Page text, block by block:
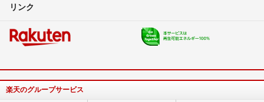
リンク
楽天のグループサービス